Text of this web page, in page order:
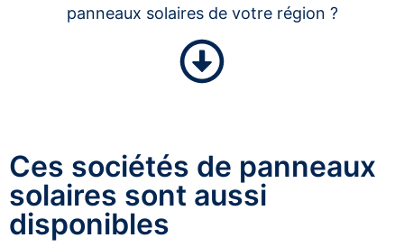
panneaux solaires de votre région ?
Ces sociétés de panneaux
solaires sont aussi
disponibles